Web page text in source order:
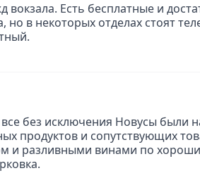
Есть бесплатные и
в некоторых отделах стоят
без исключения Новусы были
продуктов и сопутствующих
и разливными винами по